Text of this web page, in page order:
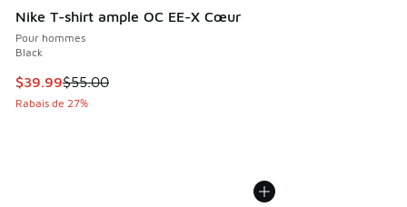
Nike T-shirt ample OC EE-X Cœur
Pour hommes
Black
Cet article est en solde. Le prix est passé de $55.00 à
$39.99$55.00
Rabais de 27%